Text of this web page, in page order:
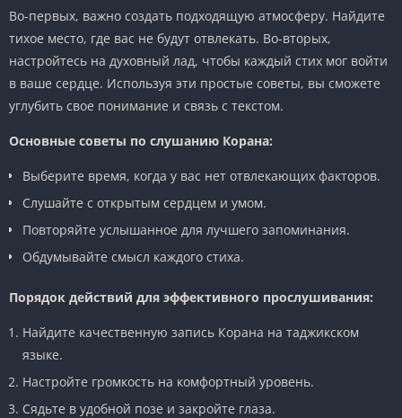
Во-первых, важно создать подходящую атмосферу. Найдите
тихое место, где вас не будут отвлекать. Во-вторых,
настройтесь на духовный лад, чтобы каждый стих мог войти
в ваше сердце. Используя эти простые советы, вы сможете
углубить свое понимание и связь с текстом.
Основные советы по слушанию Корана:
Выберите время, когда у вас нет отвлекающих факторов.
Слушайте с открытым сердцем и умом.
Повторяйте услышанное для лучшего запоминания.
Обдумывайте смысл каждого стиха.
Порядок действий для эффективного прослушивания:
Найдите качественную запись Корана на таджикском
языке.
Настройте громкость на комфортный уровень.
Сядьте в удобной позе и закройте глаза.